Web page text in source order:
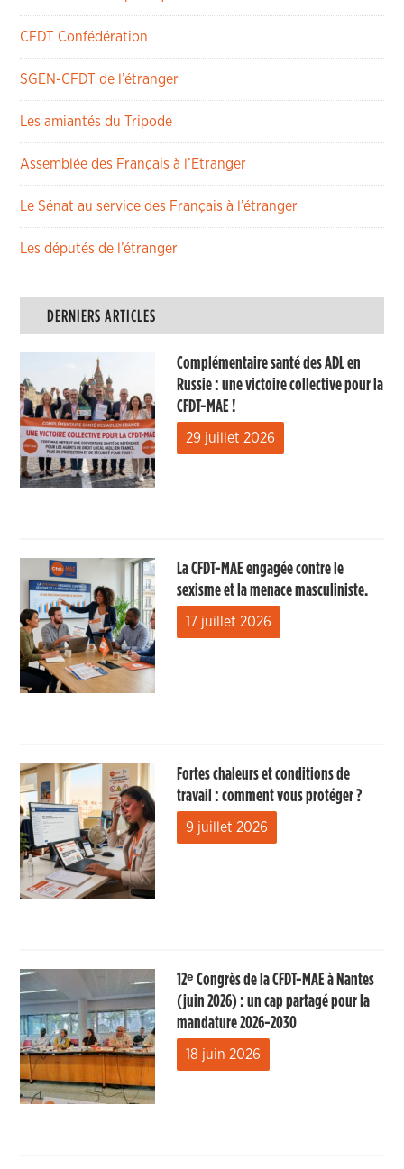
CFDT Confédération
SGEN-CFDT de l’étranger
Les amiantés du Tripode
Assemblée des Français à l’Etranger
Le Sénat au service des Français à l’étranger
Les députés de l’étranger
DERNIERS ARTICLES
Complémentaire santé des ADL en
Russie : une victoire collective pour la
CFDT-MAE !
29 juillet 2026
La CFDT-MAE engagée contre le
sexisme et la menace masculiniste.
17 juillet 2026
Fortes chaleurs et conditions de
travail : comment vous protéger ?
9 juillet 2026
12ᵉ Congrès de la CFDT-MAE à Nantes
(juin 2026) : un cap partagé pour la
mandature 2026-2030
18 juin 2026